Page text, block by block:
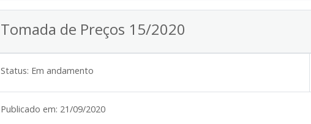
Tomada de Preços 15/2020
Status: Em andamento
Publicado em: 21/09/2020